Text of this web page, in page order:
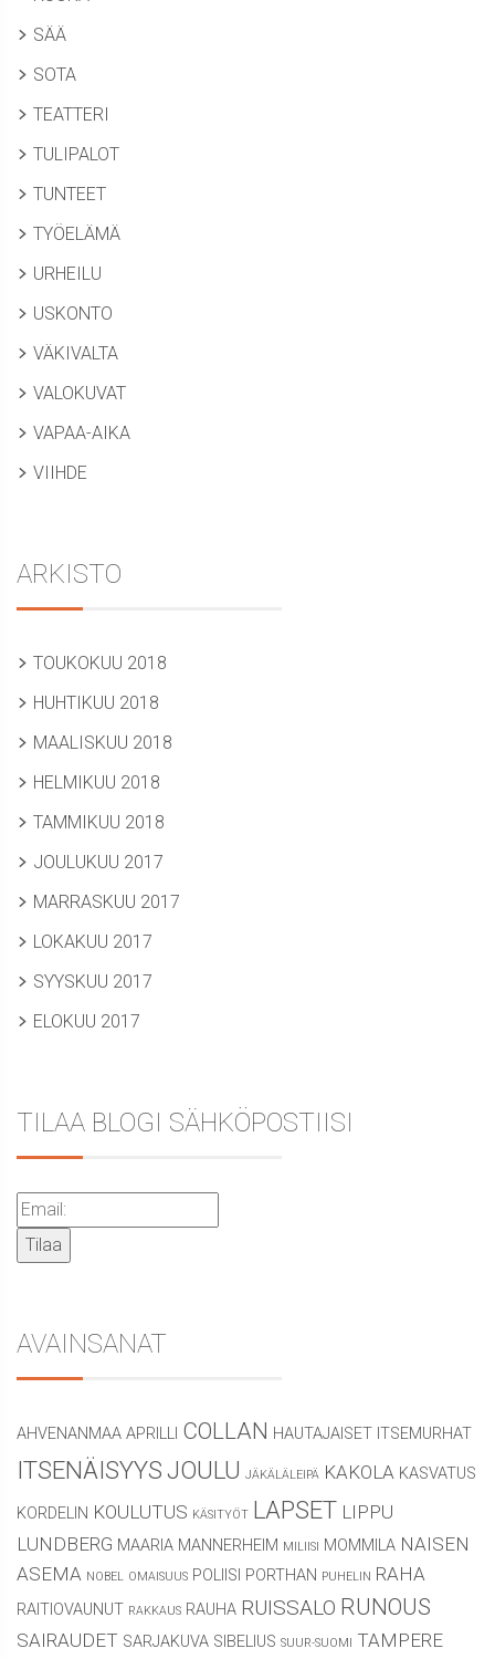
SÄÄ
SOTA
TEATTERI
TULIPALOT
TUNTEET
TYÖELÄMÄ
URHEILU
USKONTO
VÄKIVALTA
VALOKUVAT
VAPAA-AIKA
VIIHDE
ARKISTO
TOUKOKUU 2018
HUHTIKUU 2018
MAALISKUU 2018
HELMIKUU 2018
TAMMIKUU 2018
JOULUKUU 2017
MARRASKUU 2017
LOKAKUU 2017
SYYSKUU 2017
ELOKUU 2017
TILAA BLOGI SÄHKÖPOSTIISI
AVAINSANAT
AHVENANMAA APRILLI COLLAN HAUTAJAISET ITSEMURHAT
ITSENÄISYYS JOULU JÄKÄLÄLEIPÄ KAKOLA KASVATUS
KORDELIN KOULUTUS KÄSITYÖT LAPSET LIPPU
LUNDBERG MAARIA MANNERHEIM MILIISI MOMMILA NAISEN
ASEMA NOBEL OMAISUUS POLIISI PORTHAN PUHELIN RAHA
RAITIOVAUNUT RAKKAUS RAUHA RUISSALO RUNOUS
SAIRAUDET SARJAKUVA SIBELIUS SUUR-SUOMI TAMPERE